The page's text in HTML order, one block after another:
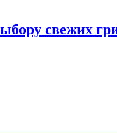
свежих